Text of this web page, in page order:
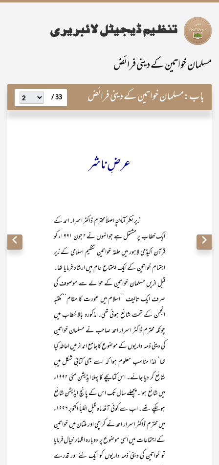
مسلمان خواتین کے دینی فرائض
باب:مسلمان خواتین کے دینی فرائض 33 /
عرضِ ناشر
زیر نظر کتابچہ اصلاً محترم ڈاکٹر اسرار احمد کے
ایک خطاب پر مشتمل ہے جو انہوں نے ۲ جون ۱۹۹۱ء کو
قرآن اکیڈمی لاہور میں حلقہ خواتین تنظیم اسلامی کے زیر
اہتمام خواتین کے ایک اجتماع عام میں ارشاد فرمایا تھا۔
قبل ازیں مسلمان خواتین کے حوالے سے موصوف کی
صرف ایک تالیف ’’اسلام میں عورت کا مقام‘‘ مکتبہ
انجمن کے تحت شائع ہوئی تھی۔ مذکورہ بالا خطاب میں
چونکہ محترم ڈاکٹر اسرار احمد صاحب نے مسلمان خواتین
کی دینی ذمہ داریوں کے موضوع کا جامع انداز میں احاطہ کیا
تھا‘ لہٰذا مناسب معلوم ہوا کہ اسے بھی کتابی شکل میں
شائع کر دیا جائے۔ اس کتابچے کا پہلا ایڈیشن مئی ۱۹۹۲ء
میں شائع ہوا۔ پچھلے سال تک اس کے پانچ ایڈیشن شائع
ہو چکے تھے۔ اب سے کوئی آٹھ ماہ قبل اغلباً اکتوبر ۱۹۹۶ء
میں محترم ڈاکٹر اسرار احمد نے کراچی اور ملتان میں خواتین
کے اجتماعات میں اسی موضوع پر دوبارہ اظہار خیال فرمایا
تو خواتین کی دینی ّذمہ داریوں کو ایک نئے اور قدرے